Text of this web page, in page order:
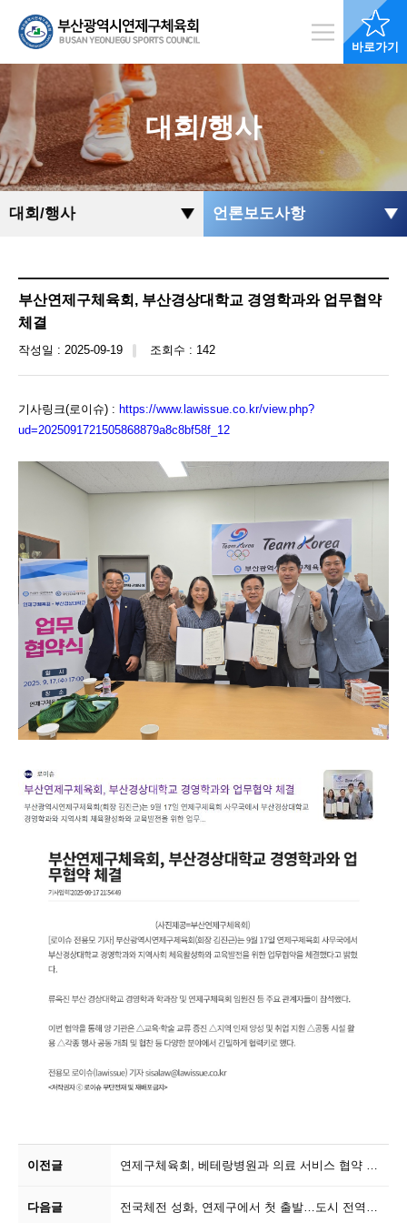
바로가기
대회/행사
대회/행사 언론보도사항
부산연제구체육회, 부산경상대학교 경영학과와 업무협약
체결
작성일 : 2025-09-19 조회수 : 142
기사링크(로이슈) : https://www.lawissue.co.kr/view.php?
ud=2025091721505868879a8c8bf58f_12
이전글
다음글